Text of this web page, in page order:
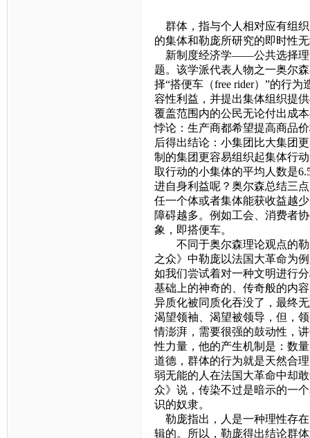
群体，指与个人相对应有组
的集体和勒庞所研究的即时性
新制度经济学——公共选择理
题。该学派代表人物之一奥尔
择“搭便车（free rider）”的行为
容性利益，并提出集体组织提
覆盖范围内的公民无论付出成
悖论：生产商都希望提高商品
后得出结论：小集团比大集团
制的集团更容易组织起集体行
取行动的小集体的平均人数是
进自身利益呢？奥尔森总结三
任一个体或者集体能获收益越
障碍越多。例如工会、消费者
象，即搭便车。
不同于奥尔森理论观点的
之众》中勒庞以法国大革命为
如我们尝试着对一种文明进行
基础上的神奇的、传奇般的内
异质化被同质化吞没了，最终
渴望领袖、渴望被领导，但，
情澎湃，需要很强的鼓动性，
性力量，他的产生机制是：数
道德，群体的行为就是天然合
弱无能的人在法国大革命中却
众》说，传染不过是暗示的一
识的奴隶。
勒庞指出，人是一种理性存
辑的。所以，勒庞得出结论群